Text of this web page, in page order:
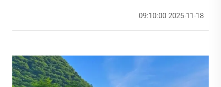
2025-11-18 09:10:00